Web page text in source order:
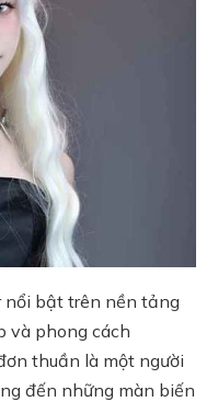
nổi bật trên nền tảng
và phong cách
thuần là một người
đến những màn biến